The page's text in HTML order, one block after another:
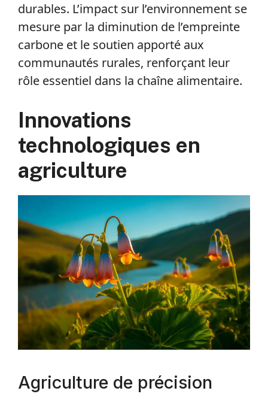
durables. L’impact sur l’environnement se
mesure par la diminution de l’empreinte
carbone et le soutien apporté aux
communautés rurales, renforçant leur
rôle essentiel dans la chaîne alimentaire.
Innovations
technologiques en
agriculture
Agriculture de précision